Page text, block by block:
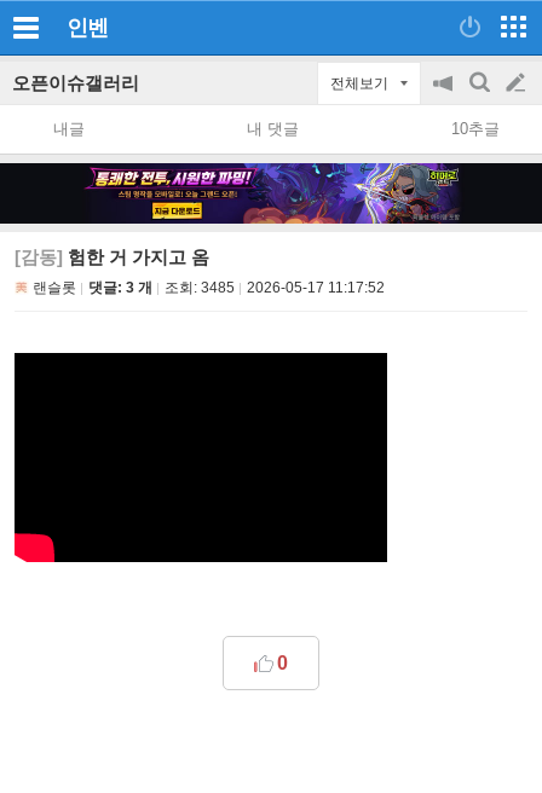
인벤
오픈이슈갤러리 전체보기
공
지
on/off
검
색
글
쓰
내글 내 댓글 10추글
[감동] 험한 거 가지고 옴
랜슬롯 댓글: 3 개 조회: 3485 2026-05-17 11:17:52
0